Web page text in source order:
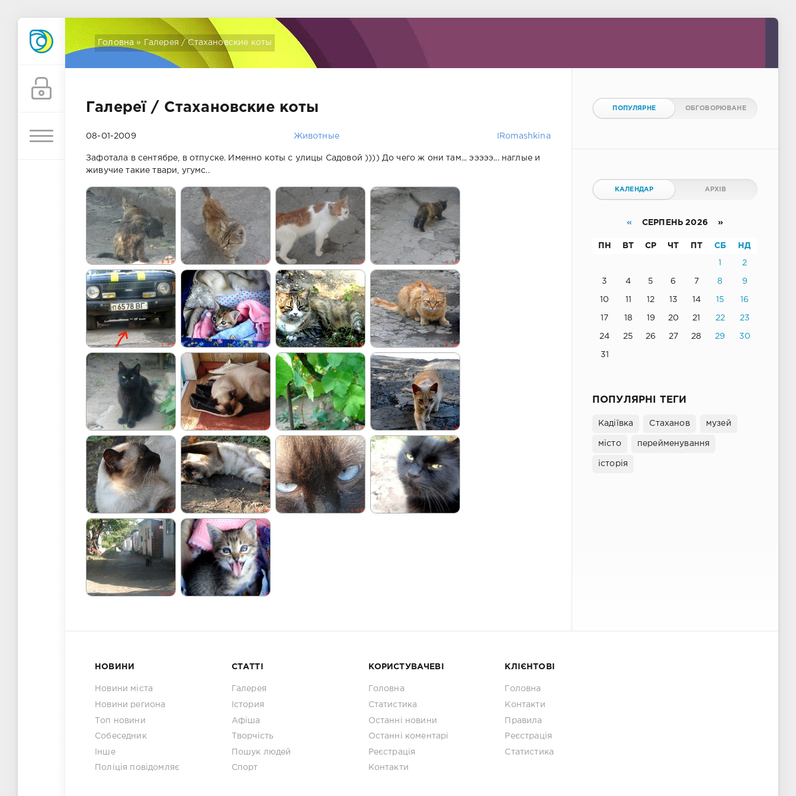
Головна » Галерея / Стахановские коты
Галереї / Стахановские коты
08-01-2009 Животные IRomashkina
Зафотала в сентябре, в отпуске. Именно коты с улицы Садовой )))) До чего ж они там... эээээ... наглые и
живучие такие твари, угумс..
ПОПУЛЯРНЕ ОБГОВОРЮВАНЕ
КАЛЕНДАР АРХІВ
« СЕРПЕНЬ 2026 »
ПН ВТ СР ЧТ ПТ СБ НД
1 2
3 4 5 6 7 8 9
10 11 12 13 14 15 16
17 18 19 20 21 22 23
24 25 26 27 28 29 30
31
ПОПУЛЯРНІ ТЕГИ
Кадіївка Стаханов музей
місто перейменування
історія
НОВИНИ
Новини міста
Новини региона
Топ новини
Собеседник
Інше
Поліція повідомляє
СТАТТІ
Галерея
Істория
Афіша
Творчість
Пошук людей
Спорт
КОРИСТУВАЧЕВІ
Головна
Статистика
Останні новини
Останні коментарі
Реєстрація
Контакти
КЛІЄНТОВІ
Головна
Контакти
Правила
Реєстрація
Статистика